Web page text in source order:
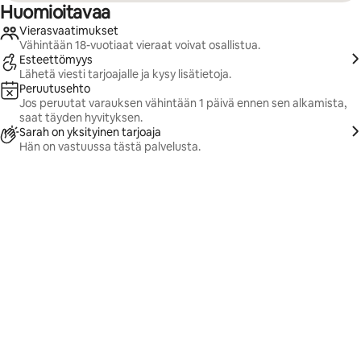
Huomioitavaa
Vierasvaatimukset
Vähintään 18-vuotiaat vieraat voivat osallistua.
Esteettömyys
Lähetä viesti tarjoajalle ja kysy lisätietoja.
Peruutusehto
Jos peruutat varauksen vähintään 1 päivä ennen sen alkamista,
saat täyden hyvityksen.
Sarah on yksityinen tarjoaja
Hän on vastuussa tästä palvelusta.